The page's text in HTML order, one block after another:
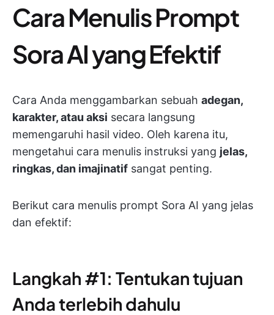
Cara Menulis Prompt
Sora AI yang Efektif
Cara Anda menggambarkan sebuah adegan,
karakter, atau aksi secara langsung
memengaruhi hasil video. Oleh karena itu,
mengetahui cara menulis instruksi yang jelas,
ringkas, dan imajinatif sangat penting.
Berikut cara menulis prompt Sora AI yang jelas
dan efektif:
Langkah #1: Tentukan tujuan
Anda terlebih dahulu